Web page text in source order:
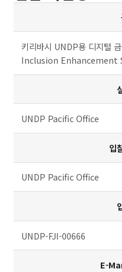
키리바시 UNDP용 디지털
Inclusion Enhancement
UNDP Pacific Office
입
UNDP Pacific Office
UNDP-FJI-00666
E-